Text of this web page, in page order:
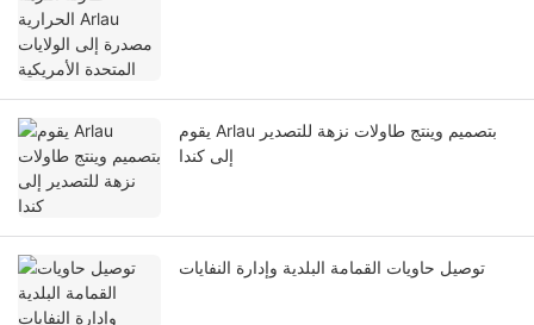
يقوم Arlau بتصميم وينتج طاولات نزهة للتصدير
إلى كندا
توصيل حاويات القمامة البلدية وإدارة النفايات